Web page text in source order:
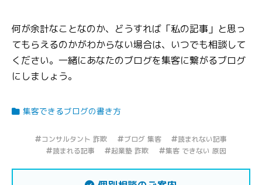
何が余計なことなのか、どうすれば「私の記事」と思っ
てもらえるのかがわからない場合は、いつでも相談して
ください。一緒にあなたのブログを集客に繋がるブログ
にしましょう。
集客できるブログの書き方
コンサルタント 詐欺 ブログ 集客
読まれない記事
読まれる記事
起業塾 詐欺 集客 できない 原因